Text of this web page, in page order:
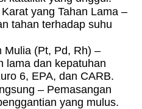
yang Tahan Lama –
tahan terhadap suhu
(Pt, Pd, Rh) –
lama dan kepatuhan
6, EPA, dan CARB.
– Pemasangan
yang mulus.